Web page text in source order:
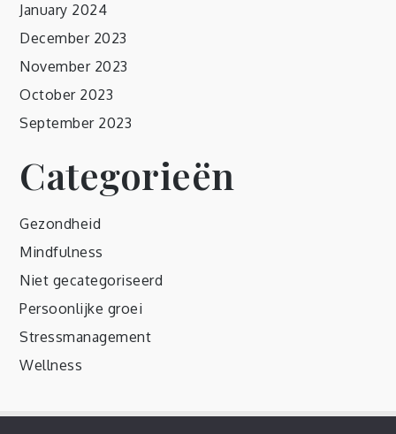
January 2024
December 2023
November 2023
October 2023
September 2023
Categorieën
Gezondheid
Mindfulness
Niet gecategoriseerd
Persoonlijke groei
Stressmanagement
Wellness